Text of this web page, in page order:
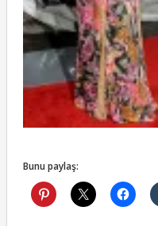
Bunu paylaş: